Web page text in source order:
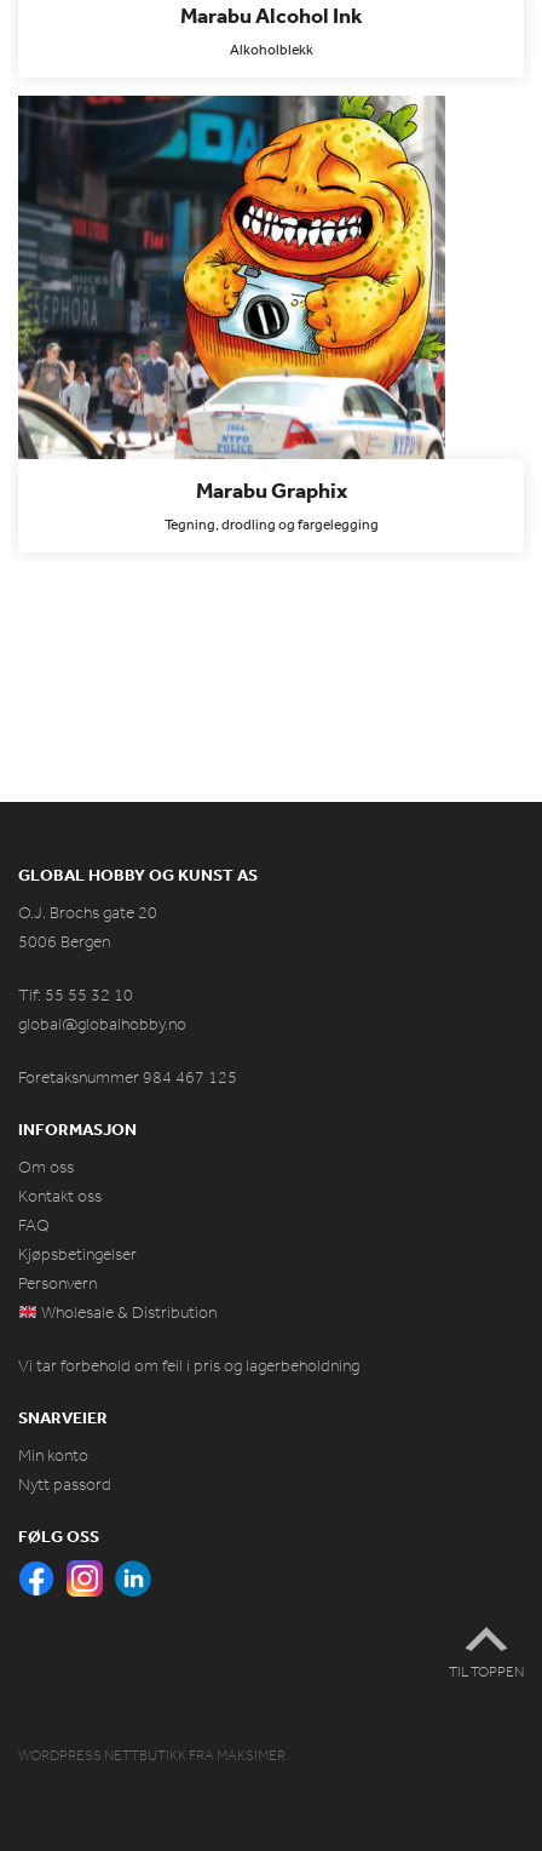
Marabu Alcohol Ink
Alkoholblekk
Marabu Graphix
Tegning, drodling og fargelegging
GLOBAL HOBBY OG KUNST AS
O.J. Brochs gate 20
5006 Bergen
Tlf: 55 55 32 10
global@globalhobby.no
Foretaksnummer 984 467 125
INFORMASJON
Om oss
Kontakt oss
FAQ
Kjøpsbetingelser
Personvern
Wholesale & Distribution
Vi tar forbehold om feil i pris og lagerbeholdning
SNARVEIER
Min konto
Nytt passord
FØLG OSS
TIL TOPPEN
WORDPRESS NETTBUTIKK FRA MAKSIMER